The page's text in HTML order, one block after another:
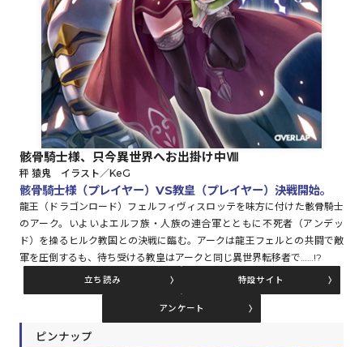
ロサージュノベルス
コミックガルド
コミッククリエ
リキューレ
骸骨騎士様、只今異世界へお出掛け中Ⅷ
秤 猿鬼 イラスト／KeG
骸骨騎士様（プレイヤー）VS教皇（プレイヤー）――決戦開始。
龍王（ドラゴンロード）フェルフィヴィスロッテを味方に付けた骸骨騎士
のアーク。いよいよエルフ族・人族の連合軍とともに不死者（アンデッ
ド）を操るヒルク教国との決戦に臨む。アークは龍王フェルとの共闘で敵
軍を圧倒するも、待ち受ける教皇はアークと同じ異世界転移者で……!?
立ち読み 特設サイト
アンケート
ピンナップ